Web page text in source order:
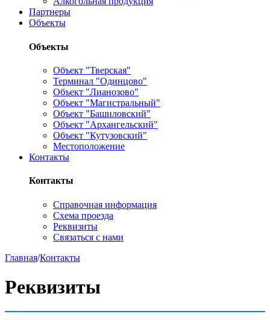
Партнеры
Объекты
Объекты
Объект "Тверская"
Терминал "Одинцово"
Объект "Лианозово"
Объект "Магистральный"
Объект "Башиловский"
Объект "Архангельский"
Объект "Кутузовский"
Местоположение
Контакты
Контакты
Справочная информация
Схема проезда
Реквизиты
Связаться с нами
Главная/Контакты
Реквизиты